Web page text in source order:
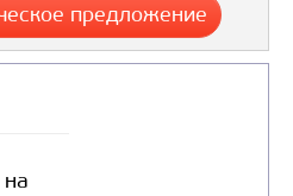
Узнать цену
предложение